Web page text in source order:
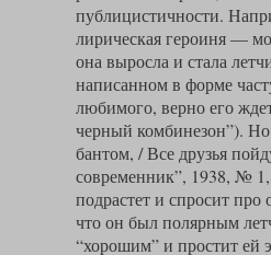
публицистичности.
лирическая героиня —
она выросла и стала
написанном в форме
любимого, верно его
черный комбинезон”).
бантом, / Все друзья
современник”, 1938, №
подрастет и спросит
что он был полярным
“хорошим” и простит ей